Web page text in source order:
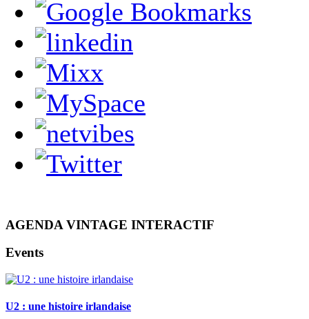
AGENDA VINTAGE INTERACTIF
Events
U2 : une histoire irlandaise